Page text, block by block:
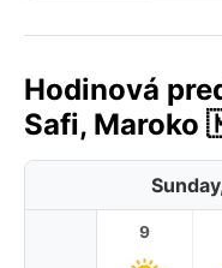
Hodinová
Safi, Maroko
9